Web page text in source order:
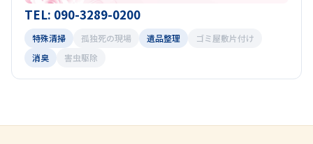
TEL: 090-3289-0200
特殊清掃 孤独死の現場 遺品整理
ゴミ屋敷片付け
消臭
害虫駆除